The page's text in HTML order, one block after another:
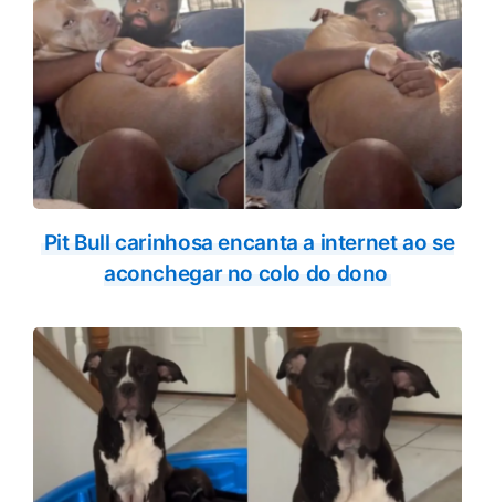
Pit Bull carinhosa encanta a internet ao se
aconchegar no colo do dono